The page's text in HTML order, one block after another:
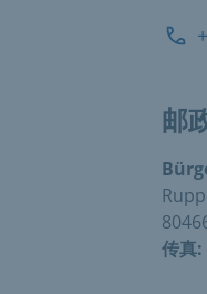
邮
传真: